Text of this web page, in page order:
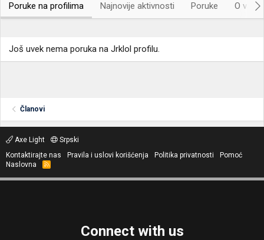
Poruke na profilima Najnovije aktivnosti Poruke O
Još uvek nema poruka na Jrklol profilu.
Članovi
Axe Light
Srpski
Kontaktirajte nas
Pravila i uslovi korišćenja Politika privatnosti
Pomoć
Naslovna
R
S
Connect with us